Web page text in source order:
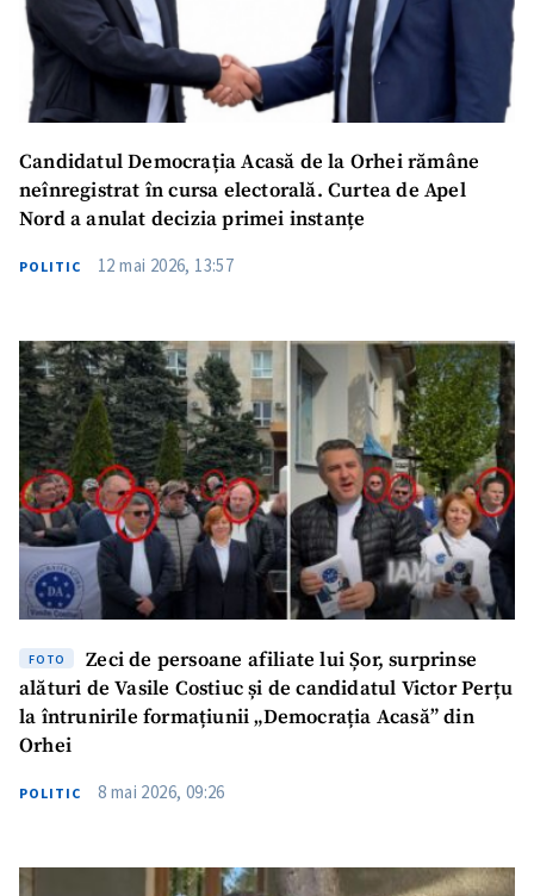
Candidatul Democrația Acasă de la Orhei rămâne
neînregistrat în cursa electorală. Curtea de Apel
Nord a anulat decizia primei instanțe
POLITIC 12 mai 2026, 13:57
FOTO
Zeci de persoane afiliate lui Șor, surprinse
alături de Vasile Costiuc și de candidatul Victor Perțu
la întrunirile formațiunii „Democrația Acasă” din
Orhei
POLITIC 8 mai 2026, 09:26